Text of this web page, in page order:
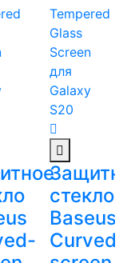
стекло
Baseus
Curved-